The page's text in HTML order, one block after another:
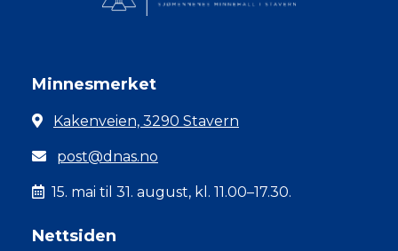
Minnesmerket
Kakenveien, 3290 Stavern
post@dnas.no
15. mai til 31. august, kl. 11.00–17.30.
Nettsiden